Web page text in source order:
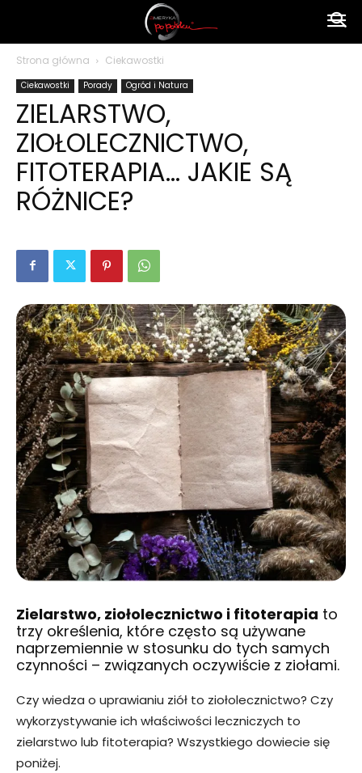
polsku
Strona główna Ciekawostki
Ciekawostki Porady Ogród i Natura
ZIELARSTWO,
ZIOŁOLECZNICTWO,
FITOTERAPIA… JAKIE SĄ
RÓŻNICE?
Zielarstwo, ziołolecznictwo i fitoterapia to
trzy określenia, które często są używane
naprzemiennie w stosunku do tych samych
czynności – związanych oczywiście z ziołami.
Czy wiedza o uprawianiu ziół to ziołolecznictwo? Czy
wykorzystywanie ich właściwości leczniczych to
zielarstwo lub fitoterapia? Wszystkiego dowiecie się
poniżej.